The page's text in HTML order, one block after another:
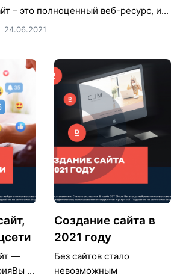
– это полноценный веб-ресурс, и...
24.06.2021
—
...
Создание сайта в
2021 году
Без сайтов стало
невозможным